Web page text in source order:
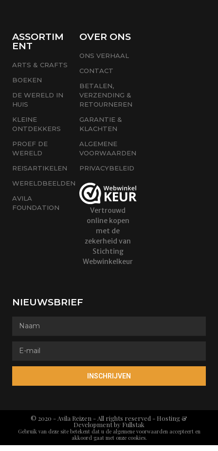
ASSORTIM
ENT
ARTS & CRAFTS
BOEKEN
DE WERELD IN
HUIS
KLEINE
ONTDEKKERS
PROEF DE
WERELD
REISARTIKELEN
WERELDBEELDEN
AVILA
FOUNDATION
OVER ONS
ONS VERHAAL
CONTACT
BETALEN,
VERZENDING &
RETOURNEREN
GARANTIE &
KLACHTEN
ALGEMENE
VOORWAARDEN
PRIVACYBELEID
Vertrouwd
online kopen
met de
zekerheid van
Stichting
Webwinkelkeur
NIEUWSBRIEF
INSCHRIJVEN
© 2020 - Avila Reizen - All rights reserved - Hosting &
Development by Fullstak
Gebruik van deze site betekent dat u de algemene voorwaarden accepteert en
akkoord gaat met onze cookies.